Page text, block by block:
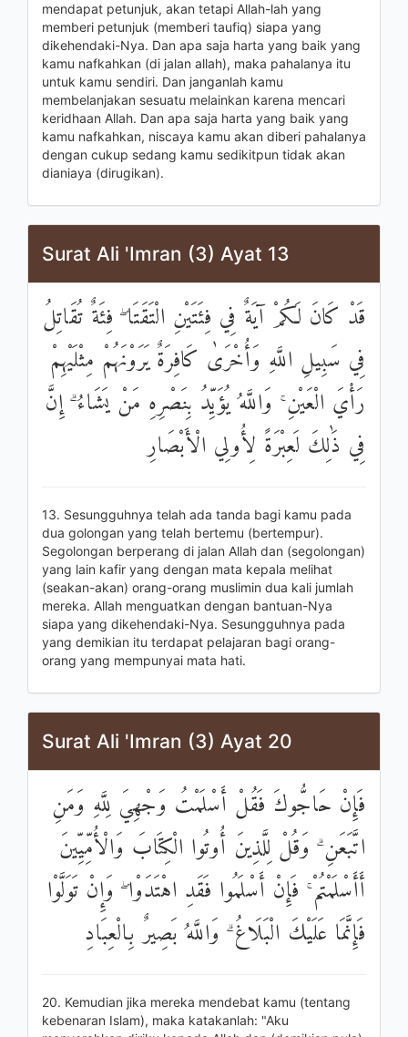
mendapat petunjuk, akan tetapi Allah-lah yang
memberi petunjuk (memberi taufiq) siapa yang
dikehendaki-Nya. Dan apa saja harta yang baik yang
kamu nafkahkan (di jalan allah), maka pahalanya itu
untuk kamu sendiri. Dan janganlah kamu
membelanjakan sesuatu melainkan karena mencari
keridhaan Allah. Dan apa saja harta yang baik yang
kamu nafkahkan, niscaya kamu akan diberi pahalanya
dengan cukup sedang kamu sedikitpun tidak akan
dianiaya (dirugikan).
Surat Ali 'Imran (3) Ayat 13
قَدْ كَانَ لَكُمْ آيَةٌ فِي فِئَتَيْنِ الْتَقَتَا ۖ فِئَةٌ تُقَاتِلُ
فِي سَبِيلِ اللَّهِ وَأُخْرَىٰ كَافِرَةٌ يَرَوْنَهُمْ مِثْلَيْهِمْ
رَأْيَ الْعَيْنِ ۚ وَاللَّهُ يُؤَيِّدُ بِنَصْرِهِ مَنْ يَشَاءُ ۗ إِنَّ
فِي ذَٰلِكَ لَعِبْرَةً لِأُولِي الْأَبْصَارِ
13. Sesungguhnya telah ada tanda bagi kamu pada
dua golongan yang telah bertemu (bertempur).
Segolongan berperang di jalan Allah dan (segolongan)
yang lain kafir yang dengan mata kepala melihat
(seakan-akan) orang-orang muslimin dua kali jumlah
mereka. Allah menguatkan dengan bantuan-Nya
siapa yang dikehendaki-Nya. Sesungguhnya pada
yang demikian itu terdapat pelajaran bagi orang-
orang yang mempunyai mata hati.
Surat Ali 'Imran (3) Ayat 20
فَإِنْ حَاجُّوكَ فَقُلْ أَسْلَمْتُ وَجْهِيَ لِلَّهِ وَمَنِ
اتَّبَعَنِ ۗ وَقُلْ لِلَّذِينَ أُوتُوا الْكِتَابَ وَالْأُمِّيِّينَ
أَأَسْلَمْتُمْ ۚ فَإِنْ أَسْلَمُوا فَقَدِ اهْتَدَوْا ۖ وَإِنْ تَوَلَّوْا
فَإِنَّمَا عَلَيْكَ الْبَلَاغُ ۗ وَاللَّهُ بَصِيرٌ بِالْعِبَادِ
20. Kemudian jika mereka mendebat kamu (tentang
kebenaran Islam), maka katakanlah: "Aku